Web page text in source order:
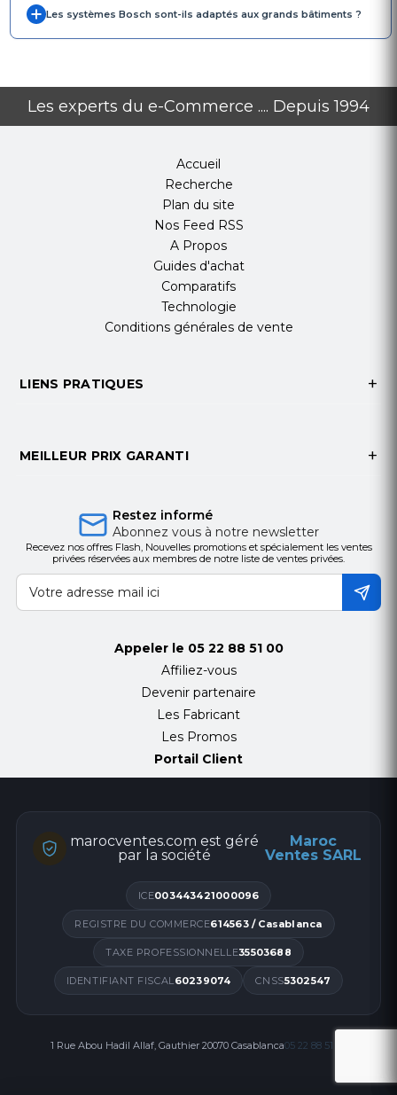
Les systèmes Bosch sont-ils adaptés aux grands bâtiments ?
Les experts du e-Commerce .... Depuis 1994
Accueil
Recherche
Plan du site
Nos Feed RSS
A Propos
Guides d'achat
Comparatifs
Technologie
Conditions générales de vente
LIENS PRATIQUES
MEILLEUR PRIX GARANTI
Restez informé
Abonnez vous à notre newsletter
Recevez nos offres Flash, Nouvelles promotions et spécialement les ventes
privées réservées aux membres de notre liste de ventes privées.
Appeler le 05 22 88 51 00
Affiliez-vous
Devenir partenaire
Les Fabricant
Les Promos
Portail Client
marocventes.com est géré
par la société
Maroc
Ventes SARL
ICE003443421000096
REGISTRE DU COMMERCE614563 / Casablanca
TAXE PROFESSIONNELLE35503688
IDENTIFIANT FISCAL 60239074 CNSS5302547
1 Rue Abou Hadil Allaf, Gauthier 20070 Casablanca05 22 88 51 00